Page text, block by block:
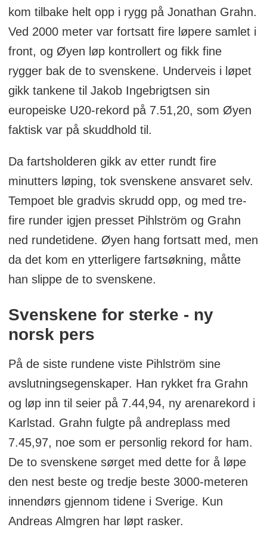
kom tilbake helt opp i rygg på Jonathan Grahn.
Ved 2000 meter var fortsatt fire løpere samlet i
front, og Øyen løp kontrollert og fikk fine
rygger bak de to svenskene. Underveis i løpet
gikk tankene til Jakob Ingebrigtsen sin
europeiske U20-rekord på 7.51,20, som Øyen
faktisk var på skuddhold til.
Da fartsholderen gikk av etter rundt fire
minutters løping, tok svenskene ansvaret selv.
Tempoet ble gradvis skrudd opp, og med tre-
fire runder igjen presset Pihlström og Grahn
ned rundetidene. Øyen hang fortsatt med, men
da det kom en ytterligere fartsøkning, måtte
han slippe de to svenskene.
Svenskene for sterke - ny
norsk pers
På de siste rundene viste Pihlström sine
avslutningsegenskaper. Han rykket fra Grahn
og løp inn til seier på 7.44,94, ny arenarekord i
Karlstad. Grahn fulgte på andreplass med
7.45,97, noe som er personlig rekord for ham.
De to svenskene sørget med dette for å løpe
den nest beste og tredje beste 3000-meteren
innendørs gjennom tidene i Sverige. Kun
Andreas Almgren har løpt rasker.